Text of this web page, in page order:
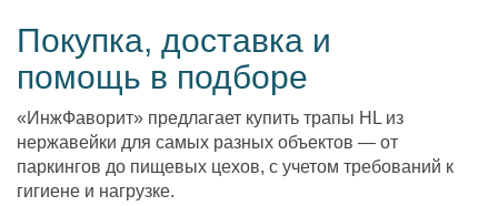
Покупка, доставка и
помощь в подборе
«ИнжФаворит» предлагает купить трапы HL из
нержавейки для самых разных объектов — от
паркингов до пищевых цехов, с учетом требований к
гигиене и нагрузке.